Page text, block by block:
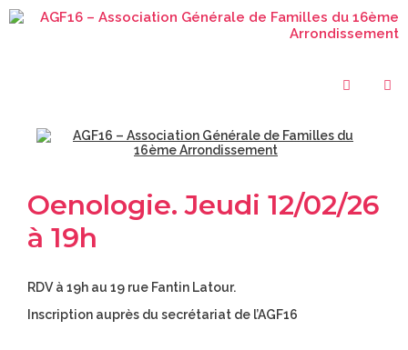
Oenologie. Jeudi 12/02/26
à 19h
RDV à 19h au 19 rue Fantin Latour.
Inscription auprès du secrétariat de l’AGF16